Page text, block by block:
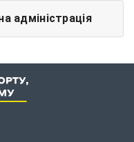
адміністрація